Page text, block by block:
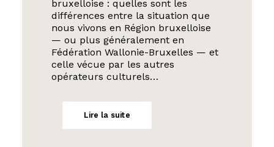
bruxelloise : quelles sont les
différences entre la situation que
nous vivons en Région bruxelloise
— ou plus généralement en
Fédération Wallonie-Bruxelles — et
celle vécue par les autres
opérateurs culturels…
Lire la suite